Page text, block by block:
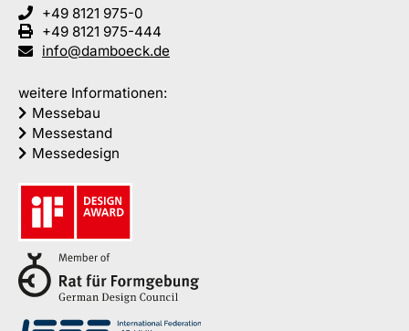
+49 8121 975-0
+49 8121 975-444
info@damboeck.de
weitere Informationen:
Messebau
Messestand
Messedesign